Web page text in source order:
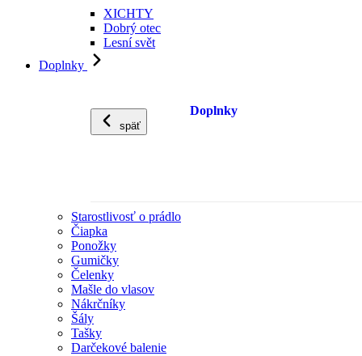
XICHTY
Dobrý otec
Lesní svět
Doplnky
späť
Doplnky
Starostlivosť o prádlo
Čiapka
Ponožky
Gumičky
Čelenky
Mašle do vlasov
Nákrčníky
Šály
Tašky
Darčekové balenie